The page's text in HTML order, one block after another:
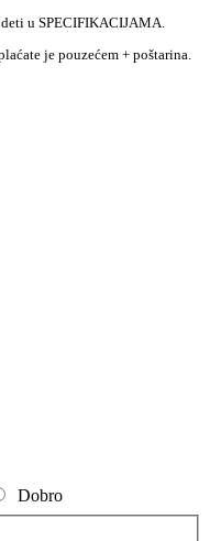
u SPECIFIKACIJAMA.
je pouzećem + poštarina.
Dobro